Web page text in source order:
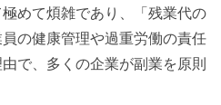
めて煩雑であり、「残業代の
の健康管理や過重労働の責任
で、多くの企業が副業を原則